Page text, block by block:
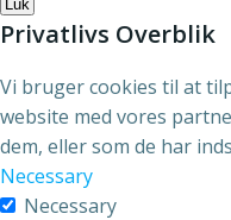
Luk
Privatlivs Overblik
Vi bruger cookies til at
website med vores
dem, eller som de har
Necessary
Necessary